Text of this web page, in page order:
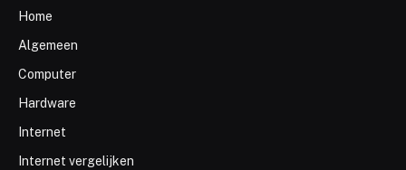
Home
Algemeen
Computer
Hardware
Internet
Internet vergelijken